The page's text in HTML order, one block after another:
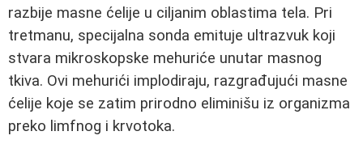
razbije masne ćelije u ciljanim oblastima tela. Pri
tretmanu, specijalna sonda emituje ultrazvuk koji
stvara mikroskopske mehuriće unutar masnog
tkiva. Ovi mehurići implodiraju, razgrađujući masne
ćelije koje se zatim prirodno eliminišu iz organizma
preko limfnog i krvotoka.